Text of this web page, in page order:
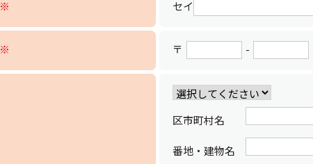
※ セイ
※ 〒 -
区市町村名
番地・建物名